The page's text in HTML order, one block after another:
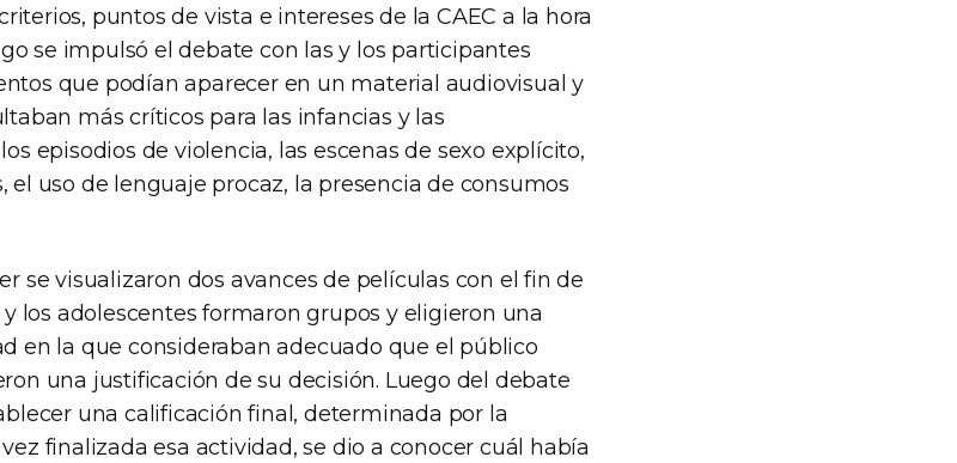
puntos de vista e intereses de la CAEC a la hora
se impulsó el debate con las y los participantes
que podían aparecer en un material audiovisual y
más críticos para las infancias y las
episodios de violencia, las escenas de sexo explícito,
el uso de lenguaje procaz, la presencia de consumos
se visualizaron dos avances de películas con el fin de
los adolescentes formaron grupos y eligieron una
en la que consideraban adecuado que el público
una justificación de su decisión. Luego del debate
una calificación final, determinada por la
finalizada esa actividad, se dio a conocer cuál había